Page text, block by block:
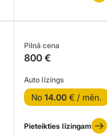
Pilnā cena
800 €
Auto līzings
No 14.00€ / mēn.
Pieteikties līzingam